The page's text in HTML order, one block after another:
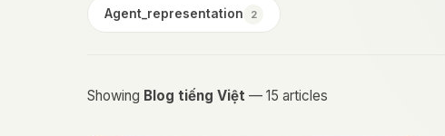
Agent_representation 2
Showing Blog tiếng Việt — 15 articles